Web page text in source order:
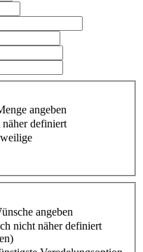
angeben
definiert
angeben
nicht näher definiert